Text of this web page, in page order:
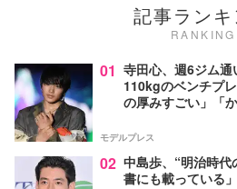
記事ラン
RANKING
01 寺田心、週6ジム
110kgのベンチプ
の厚みすごい」「
モデルプレス
02 中島歩、“明治時
書にも載っている